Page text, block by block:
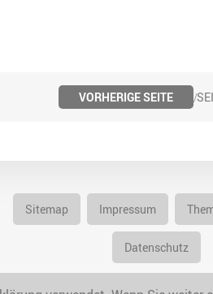
VORHERIGE SEITE
Sitemap Impressum
Datenschutz